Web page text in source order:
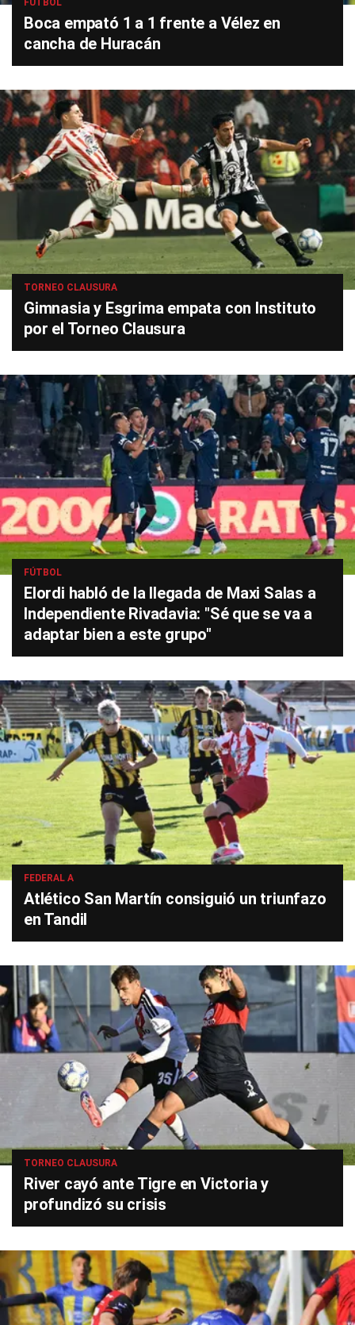
FÚTBOL
Boca empató 1 a 1 frente a Vélez en
cancha de Huracán
TORNEO CLAUSURA
Gimnasia y Esgrima empata con Instituto
por el Torneo Clausura
FÚTBOL
Elordi habló de la llegada de Maxi Salas a
Independiente Rivadavia: "Sé que se va a
adaptar bien a este grupo"
FEDERAL A
Atlético San Martín consiguió un triunfazo
en Tandil
TORNEO CLAUSURA
River cayó ante Tigre en Victoria y
profundizó su crisis